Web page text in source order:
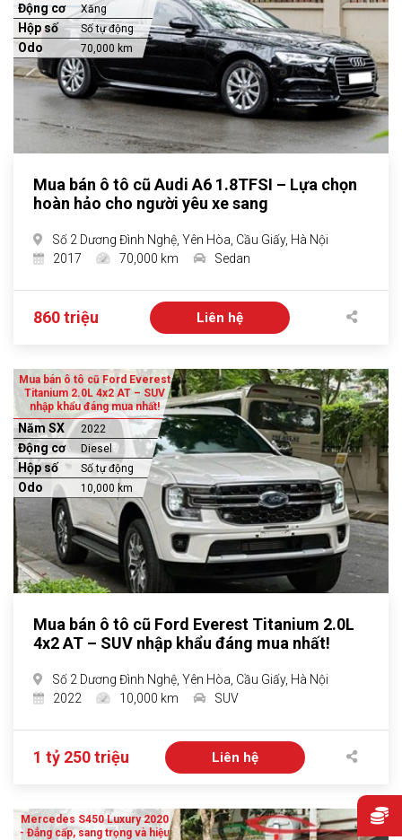
Động cơ Xăng
Hộp số Số tự động
Odo 70,000 km
Mua bán ô tô cũ Audi A6 1.8TFSI – Lựa chọn
hoàn hảo cho người yêu xe sang
Số 2 Dương Đình Nghệ, Yên Hòa, Cầu Giấy, Hà Nội
2017
70,000 km Sedan
860 triệu Liên hệ
Mua bán ô tô cũ Ford Everest
Titanium 2.0L 4x2 AT – SUV
nhập khẩu đáng mua nhất!
Năm SX 2022
Động cơ Diesel
Hộp số Số tự động
Odo 10,000 km
Mua bán ô tô cũ Ford Everest Titanium 2.0L
4x2 AT – SUV nhập khẩu đáng mua nhất!
Số 2 Dương Đình Nghệ, Yên Hòa, Cầu Giấy, Hà Nội
2022
10,000 km SUV
1 tỷ 250 triệu Liên hệ
Mercedes S450 Luxury 2020
- Đẳng cấp, sang trọng và hiệu